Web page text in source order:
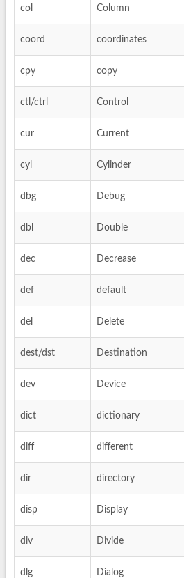
col Column
coord coordinates
cpy copy
ctl/ctrl Control
cur Current
cyl Cylinder
dbg Debug
dbl Double
dec Decrease
def default
del Delete
dest/dst Destination
dev Device
dict dictionary
diff different
dir directory
disp Display
div Divide
dlg Dialog